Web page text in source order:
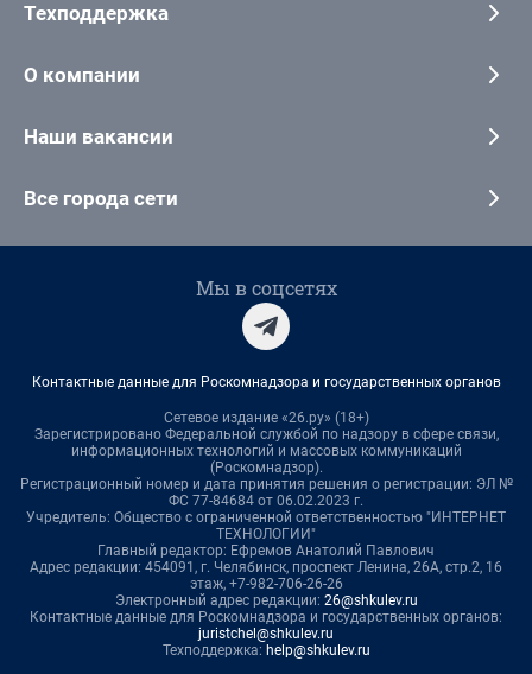
Техподдержка
О компании
Наши вакансии
Все города сети
Мы в соцсетях
Контактные данные для Роскомнадзора и государственных органов
Сетевое издание «26.ру» (18+)
Зарегистрировано Федеральной службой по надзору в сфере связи,
информационных технологий и массовых коммуникаций
(Роскомнадзор).
Регистрационный номер и дата принятия решения о регистрации: ЭЛ №
ФС 77-84684 от 06.02.2023 г.
Учредитель: Общество с ограниченной ответственностью "ИНТЕРНЕТ
ТЕХНОЛОГИИ"
Главный редактор: Ефремов Анатолий Павлович
Адрес редакции: 454091, г. Челябинск, проспект Ленина, 26А, стр.2, 16
этаж, +7-982-706-26-26
Электронный адрес редакции: 26@shkulev.ru
Контактные данные для Роскомнадзора и государственных органов:
juristchel@shkulev.ru
Техподдержка: help@shkulev.ru